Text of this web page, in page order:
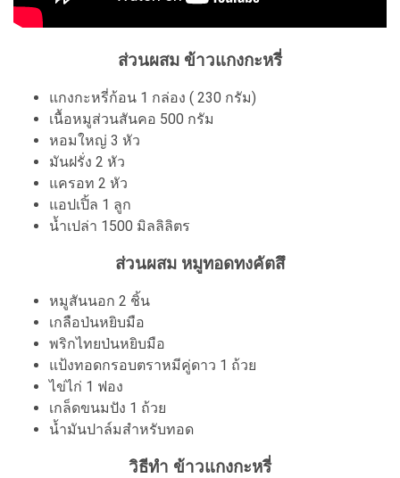
ส่วนผสม ข้าวแกงกะหรี่
แกงกะหรี่ก้อน 1 กล่อง ( 230 กรัม)
เนื้อหมูส่วนสันคอ 500 กรัม
หอมใหญ่ 3 หัว
มันฝรั่ง 2 หัว
แครอท 2 หัว
แอปเปิ้ล 1 ลูก
น้ำเปล่า 1500 มิลลิลิตร
ส่วนผสม หมูทอดทงคัตสึ
หมูสันนอก 2 ชิ้น
เกลือป่นหยิบมือ
พริกไทยป่นหยิบมือ
แป้งทอดกรอบตราหมีคู่ดาว 1 ถ้วย
ไข่ไก่ 1 ฟอง
เกล็ดขนมปัง 1 ถ้วย
น้ำมันปาล์มสำหรับทอด
วิธีทำ ข้าวแกงกะหรี่